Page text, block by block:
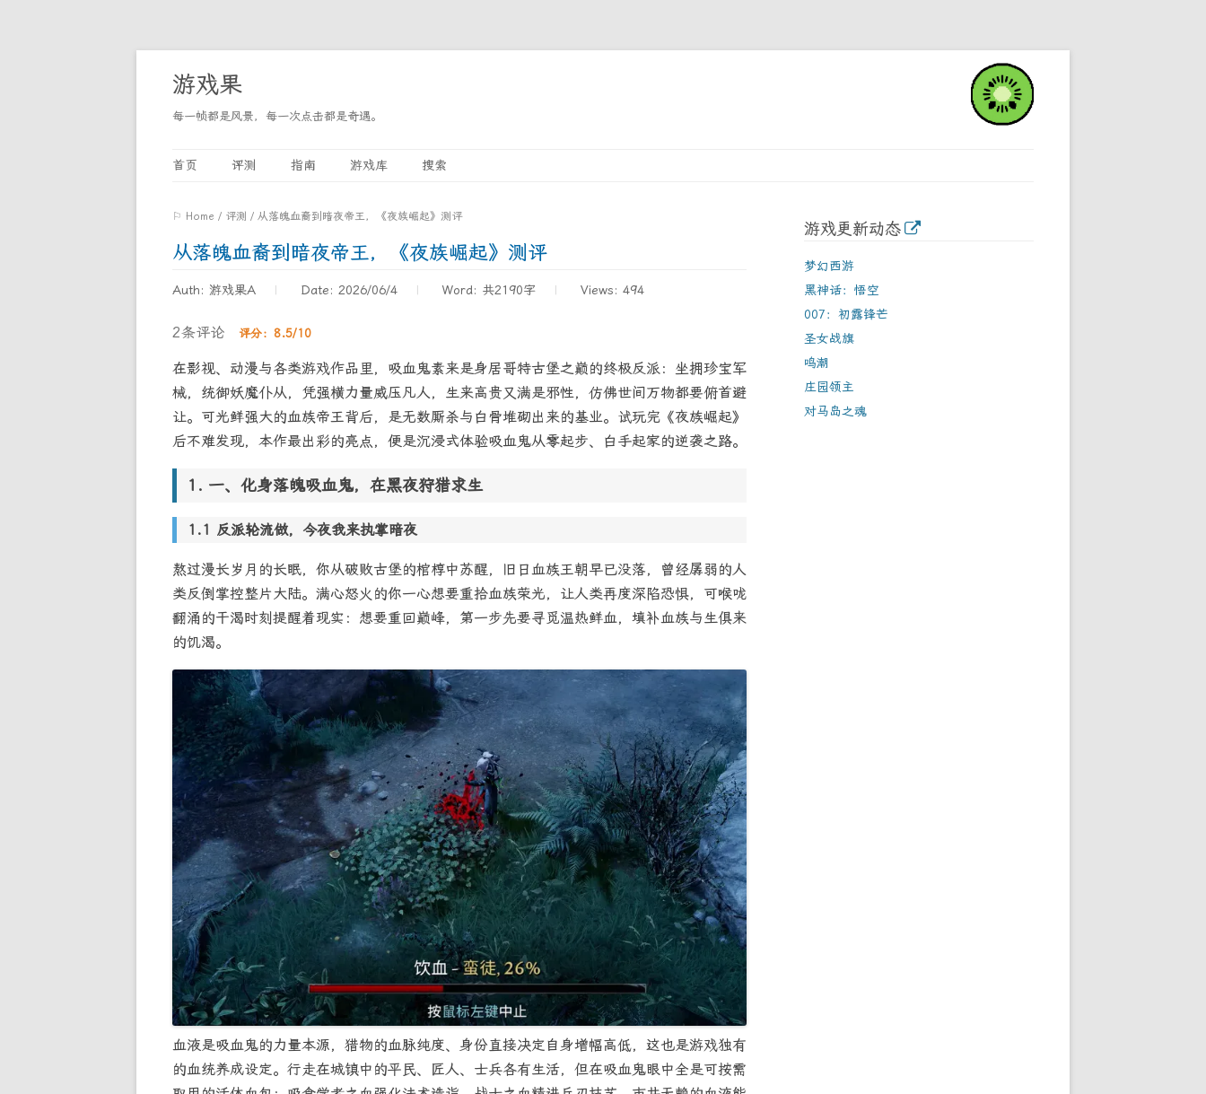
游戏果
每一帧都是风景，每一次点击都是奇遇。
首页 评测 指南 游戏库 搜索
⚐ Home / 评测 / 从落魄血裔到暗夜帝王，《夜族崛起》测评
从落魄血裔到暗夜帝王，《夜族崛起》测评
Auth: 游戏果A Date: 2026/06/4 Word: 共2190字 Views: 494
2条评论 评分：8.5/10
在影视、动漫与各类游戏作品里，吸血鬼素来是身居哥特古堡之巅的终极反派：坐拥珍宝军
械，统御妖魔仆从，凭强横力量威压凡人，生来高贵又满是邪性，仿佛世间万物都要俯首避
让。可光鲜强大的血族帝王背后，是无数厮杀与白骨堆砌出来的基业。试玩完《夜族崛起》
后不难发现，本作最出彩的亮点，便是沉浸式体验吸血鬼从零起步、白手起家的逆袭之路。
一、化身落魄吸血鬼，在黑夜狩猎求生
反派轮流做，今夜我来执掌暗夜
熬过漫长岁月的长眠，你从破败古堡的棺椁中苏醒，旧日血族王朝早已没落，曾经孱弱的人
类反倒掌控整片大陆。满心怒火的你一心想要重拾血族荣光，让人类再度深陷恐惧，可喉咙
翻涌的干渴时刻提醒着现实：想要重回巅峰，第一步先要寻觅温热鲜血，填补血族与生俱来
的饥渴。
血液是吸血鬼的力量本源，猎物的血脉纯度、身份直接决定自身增幅高低，这也是游戏独有
的血统养成设定。行走在城镇中的平民、匠人、士兵各有生活，但在吸血鬼眼中全是可按需
游戏更新动态
梦幻西游
黑神话：悟空
007：初露锋芒
圣女战旗
鸣潮
庄园领主
对马岛之魂